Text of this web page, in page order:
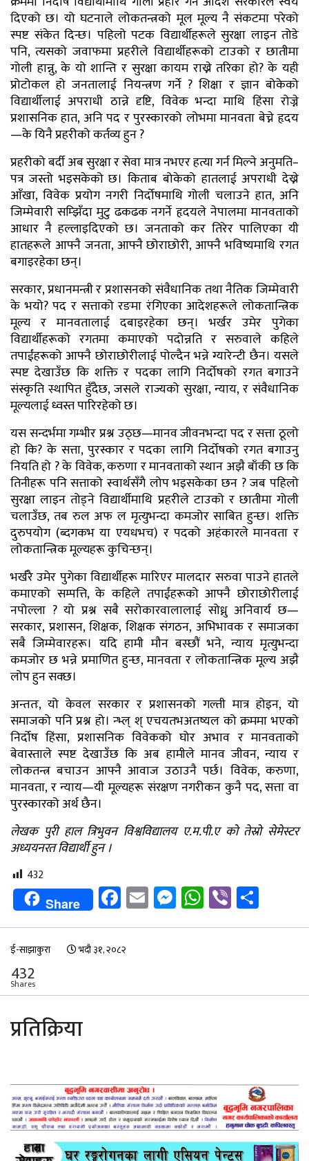
दिएको छ। यो घटनाले लोकतन्त्रको मूल मूल्य नै संकटमा परेको
स्पष्ट संकेत दिन्छ। पहिलो पटक विद्यार्थीहरूले सुरक्षा लाइन तोडे
पनि, त्यसको जवाफमा प्रहरीले विद्यार्थीहरूको टाउको र छातीमा
गोली हान्नु, के यो शान्ति र सुरक्षा कायम राख्ने तरिका हो? के यही
प्रोटोकल हो जनतालाई नियन्त्रण गर्ने ? शिक्षा र ज्ञान बोकेको
विद्यार्थीलाई अपराधी ठान्ने दृष्टि, विवेक भन्दा माथि हिंसा रोज्ने
प्रशासनिक हात, अनि पद र पुरस्कारको लोभमा मानवता बेच्ने हृदय
—के यिनै प्रहरीको कर्तव्य हुन ?
प्रहरीको बर्दी अब सुरक्षा र सेवा मात्र नभएर हत्या गर्न मिल्ने अनुमति–
पत्र जस्तो भइसकेको छ। किताब बोकेको हातलाई अपराधी देख्ने
आँखा, विवेक प्रयोग नगरी निर्दोषमाथि गोली चलाउने हात, अनि
जिम्मेवारी सम्झिँदा मुटु ढकढक नगर्ने हृदयले नेपालमा मानवताको
आधार नै हल्लाइदिएको छ। जनताको कर तिरेर पालिएका यी
हातहरूले आफ्नै जनता, आफ्नै छोराछोरी, आफ्नै भविष्यमाथि रगत
बगाइरहेका छन्।
सरकार, प्रधानमन्त्री र प्रशासनको संवैधानिक तथा नैतिक जिम्मेवारी
के भयो? पद र सत्ताको रङमा रंगिएका आदेशहरूले लोकतान्त्रिक
मूल्य र मानवतालाई दबाइरहेका छन्। भर्खर उमेर पुगेका
विद्यार्थीहरूको रगतमा कमाएको पदोन्नति र सरुवाले कहिले
तपाईंहरूको आफ्नै छोराछोरीलाई पोल्दैन भन्ने ग्यारेन्टी छैन। यसले
स्पष्ट देखाउँछ कि शक्ति र पदका लागि निर्दोषको रगत बगाउने
संस्कृति स्थापित हुँदैछ, जसले राज्यको सुरक्षा, न्याय, र संवैधानिक
मूल्यलाई ध्वस्त पारिरहेको छ।
यस सन्दर्भमा गम्भीर प्रश्न उठ्छ—मानव जीवनभन्दा पद र सत्ता ठूलो
हो कि? के सत्ता, पुरस्कार र पदका लागि निर्दोषको रगत बगाउनु
नियति हो ? के विवेक, करुणा र मानवताको स्थान अझै बाँकी छ कि
तिनीहरू पनि सत्ताको स्वार्थसँगै लोप भइसकेका छन ? जब पहिलो
सुरक्षा लाइन तोड्ने विद्यार्थीमाथि प्रहरीले टाउको र छातीमा गोली
चलाउँछ, तब रुल अफ ल मृत्युभन्दा कमजोर साबित हुन्छ। शक्ति
दुरुपयोग (ब्दगकभ या एयधभच) र पदको अहंकारले मानवता र
लोकतान्त्रिक मूल्यहरू कुचिन्छन्।
भर्खरै उमेर पुगेका विद्यार्थीहरू मारिएर मालदार सरुवा पाउने हातले
कमाएको सम्पत्ति, के कहिले तपाईंहरूको आफ्नै छोराछोरीलाई
नपोल्ला ? यो प्रश्न सबै सरोकारवालालाई सोध्नु अनिवार्य छ—
सरकार, प्रशासन, शिक्षक, शिक्षक संगठन, अभिभावक र समाजका
सबै जिम्मेवारहरू। यदि हामी मौन बस्छौं भने, न्याय मृत्युभन्दा
कमजोर छ भन्ने प्रमाणित हुन्छ, मानवता र लोकतान्त्रिक मूल्य अझै
लोप हुन सक्छ।
अन्ततः, यो केवल सरकार र प्रशासनको गल्ती मात्र होइन, यो
समाजको पनि प्रश्न हो। न्भ्ल् श् एचयतभअतष्यल को क्रममा भएको
निर्दोष हिंसा, प्रशासनिक विवेकको घोर अभाव र मानवताको
बेवास्ताले स्पष्ट देखाउँछ कि अब हामीले मानव जीवन, न्याय र
लोकतन्त्र बचाउन आफ्नै आवाज उठाउनै पर्छ। विवेक, करुणा,
मानवता, र न्याय—यी मूल्यहरू संरक्षण नगरीकन कुनै पद, सत्ता वा
पुरस्कारको अर्थ छैन।
लेखक पुरी हाल त्रिभुवन विश्वविद्यालय ए.म.पी.ए को तेस्रो सेमेस्टर
अध्ययनरत विद्यार्थी हुन ।
432
Share Facebook
EmailMessenger
WhatsApp
Viber
ई-साझाकुरा भदौ ३१, २०८२
432
Shares
प्रतिक्रिया